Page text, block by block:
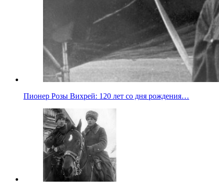
Пионер Розы Вихрей: 120 лет со дня рождения…